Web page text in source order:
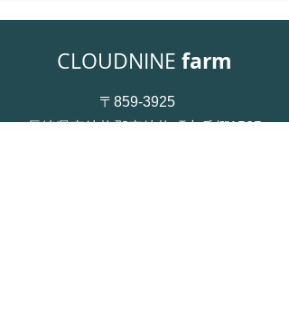
CLOUDNINE farm
〒859-3925
長崎県東彼杵郡東彼杵町中岳郷1535